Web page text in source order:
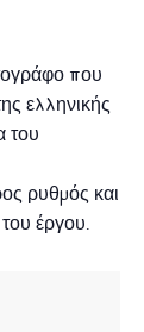
που
ελληνικής
του
ρυθμός και
του έργου.